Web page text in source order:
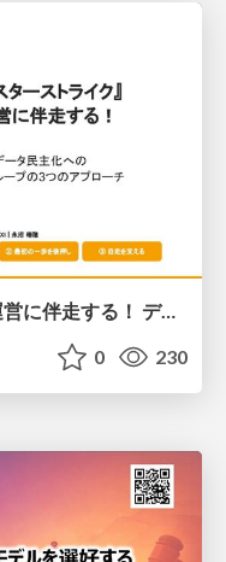
『モンスターストライク』 の運営に伴走する！ データ民主化への 解析グループの3つのアプローチ
0 230